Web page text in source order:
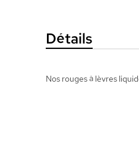
d’imagesDétails
Nos rouges à lèvres